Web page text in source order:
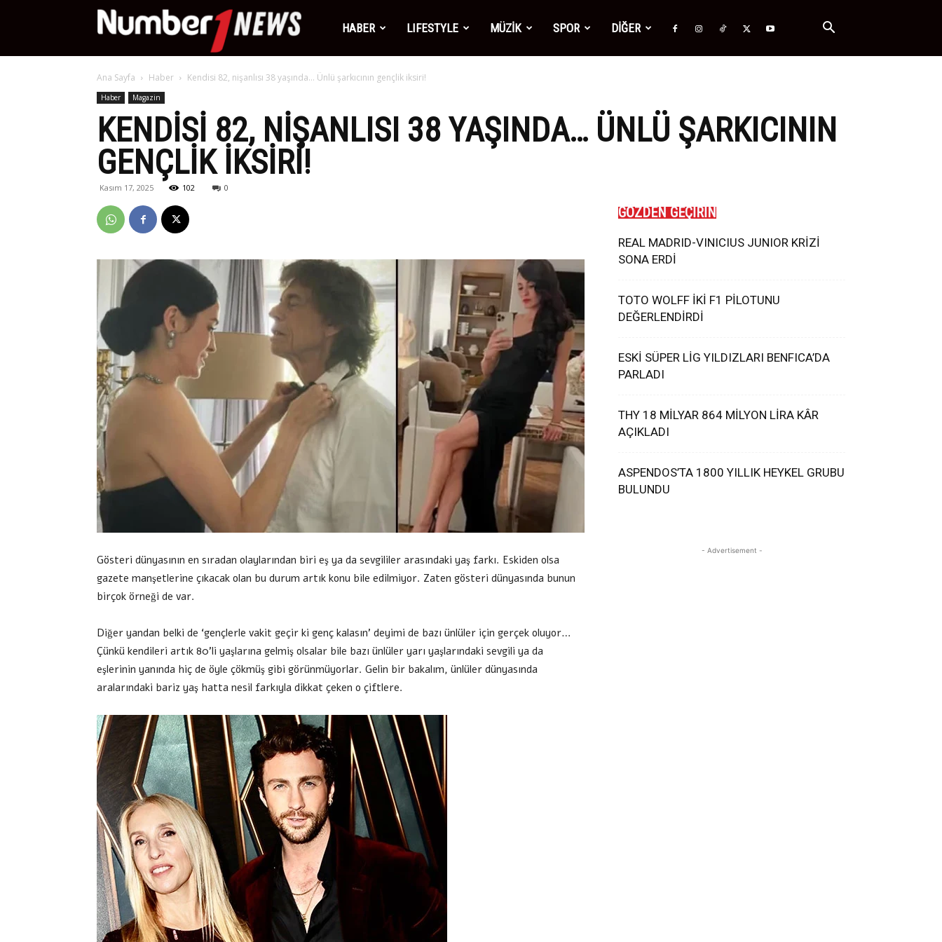
Number1
News
HABER LIFESTYLE MÜZİK SPOR DİĞER
Ana Sayfa Haber Kendisi 82, nişanlısı 38 yaşında… Ünlü şarkıcının gençlik iksiri!
Haber Magazin
KENDISI 82, NIŞANLISI 38 YAŞINDA… ÜNLÜ ŞARKICININ
GENÇLIK IKSIRI!
Kasım 17, 2025 102 0
Gösteri dünyasının en sıradan olaylarından biri eş ya da sevgililer arasındaki yaş farkı. Eskiden olsa
gazete manşetlerine çıkacak olan bu durum artık konu bile edilmiyor. Zaten gösteri dünyasında bunun
birçok örneği de var.
Diğer yandan belki de ‘gençlerle vakit geçir ki genç kalasın’ deyimi de bazı ünlüler için gerçek oluyor…
Çünkü kendileri artık 80’li yaşlarına gelmiş olsalar bile bazı ünlüler yarı yaşlarındaki sevgili ya da
eşlerinin yanında hiç de öyle çökmüş gibi görünmüyorlar. Gelin bir bakalım, ünlüler dünyasında
aralarındaki bariz yaş hatta nesil farkıyla dikkat çeken o çiftlere.
GÖZDEN GEÇİRİN
REAL MADRID-VINICIUS JUNIOR KRİZİ
SONA ERDİ
TOTO WOLFF İKİ F1 PİLOTUNU
DEĞERLENDİRDİ
ESKİ SÜPER LİG YILDIZLARI BENFICA’DA
PARLADI
THY 18 MİLYAR 864 MİLYON LİRA KÂR
AÇIKLADI
ASPENDOS’TA 1800 YILLIK HEYKEL GRUBU
BULUNDU
- Advertisement -